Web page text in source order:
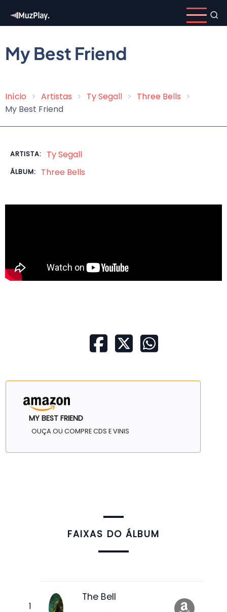
para
conteúdo
principal
My Best Friend
Trilha
Início Artistas Ty Segall
Three Bells
My Best Friend
ARTISTA: Ty Segall
ÁLBUM: Three Bells
MY BEST FRIEND
OUÇA OU COMPRE CDS E VINIS
FAIXAS DO ÁLBUM
The Bell